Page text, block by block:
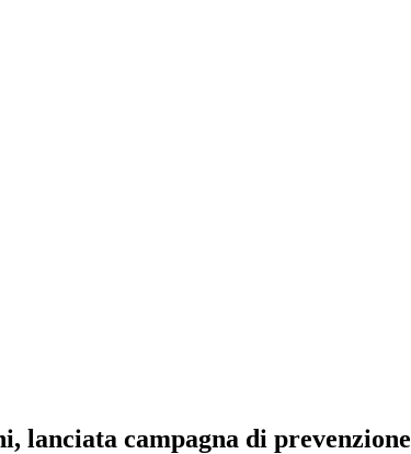
lanciata campagna di prevenzione